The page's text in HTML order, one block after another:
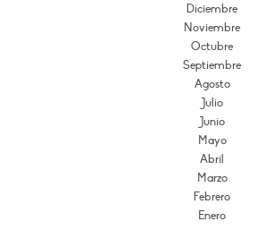
Diciembre
Noviembre
Octubre
Septiembre
Agosto
Julio
Junio
Mayo
Abril
Marzo
Febrero
Enero